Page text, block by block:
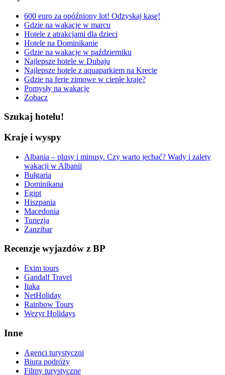
600 euro za opóźniony lot! Odzyskaj kasę!
Gdzie na wakacje w marcu
Hotele z atrakcjami dla dzieci
Hotele na Dominikanie
Gdzie na wakacje w październiku
Najlepsze hotele w Dubaju
Najlepsze hotele z aquaparkiem na Krecie
Gdzie na ferie zimowe w ciepłe kraje?
Pomysły na wakacje
Zobacz
Szukaj hotelu!
Kraje i wyspy
Albania – plusy i minusy. Czy warto jechać? Wady i zalety
wakacji w Albanii
Bułgaria
Dominikana
Egipt
Hiszpania
Macedonia
Tunezja
Zanzibar
Recenzje wyjazdów z BP
Exim tours
Gandalf Travel
Itaka
NetHoliday
Rainbow Tours
Wezyr Holidays
Inne
Agenci turystyczni
Biura podróży
Filmy turystyczne